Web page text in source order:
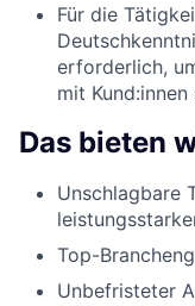
Für die
erforderlich,
mit
Das bieten
Unschlagbare
Top-
Unbefristeter